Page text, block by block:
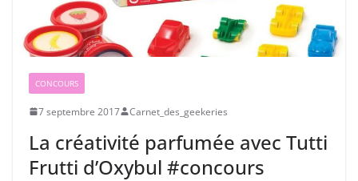
CONCOURS
7 septembre 2017 Carnet_des_geekeries
La créativité parfumée avec Tutti
Frutti d’Oxybul #concours